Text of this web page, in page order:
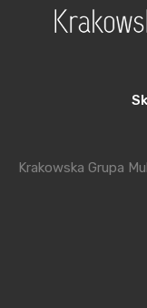
kredytów
jednak
W Warszawie
spowodował
w niektórych
do obniżki cen
w Krakowie, to
Krakowska Grupa